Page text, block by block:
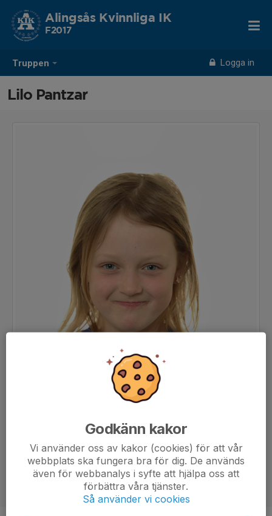
Truppen Logga in
Alingsås Kvinnliga IK
F2017
Lilo Pantzar
Godkänn kakor
Vi använder oss av kakor (cookies) för att vår
webbplats ska fungera bra för dig. De används
även för webbanalys i syfte att hjälpa oss att
förbättra våra tjänster.
Så använder vi cookies